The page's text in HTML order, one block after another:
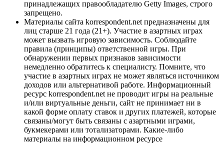
принадлежащих правообладателю Getty Images, строго
запрещено.
Материалы сайта korrespondent.net предназначены для
лиц старше 21 года (21+). Участие в азартных играх
может вызвать игровую зависимость. Соблюдайте
правила (принципы) ответственной игры. При
обнаружении первых признаков зависимости
немедленно обратитесь к специалисту. Помните, что
участие в азартных играх не может являться источником
доходов или альтернативой работе. Информационный
ресурс korrespondent.net не проводит игры на реальные
и/или виртуальные деньги, сайт не принимает ни в
какой форме оплату ставок и других платежей, которые
связаны/могут быть связаны с азартными играми,
букмекерами или тотализаторами. Какие-либо
материалы на информационном ресурсе